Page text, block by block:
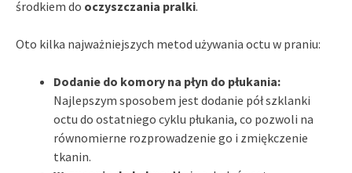
środkiem do oczyszczania pralki.
Oto kilka najważniejszych metod używania octu w praniu:
Dodanie do komory na płyn do płukania:
Najlepszym sposobem jest dodanie pół szklanki
octu do ostatniego cyklu płukania, co pozwoli na
równomierne rozprowadzenie go i zmiękczenie
tkanin.